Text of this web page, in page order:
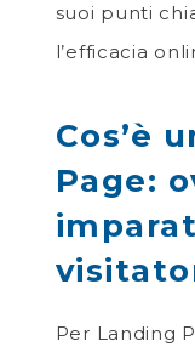
suoi punti
l’efficacia
Cos’è
Page:
Per Landing